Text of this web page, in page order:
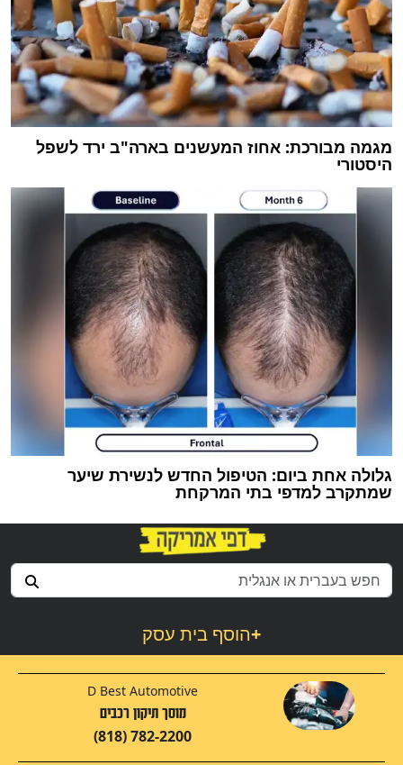
מגמה מבורכת: אחוז המעשנים בארה"ב ירד לשפל
היסטורי
גלולה אחת ביום: הטיפול החדש לנשירת שיער
שמתקרב למדפי בתי המרקחת
הוסף בית עסק+
D Best Automotive
מוסך תיקון רכבים
(818) 782-2200